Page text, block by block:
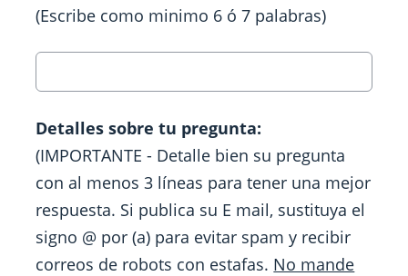
(Escribe como minimo 6 ó 7 palabras)
Detalles sobre tu pregunta:
(IMPORTANTE - Detalle bien su pregunta
con al menos 3 líneas para tener una mejor
respuesta. Si publica su E mail, sustituya el
signo @ por (a) para evitar spam y recibir
correos de robots con estafas. No mande